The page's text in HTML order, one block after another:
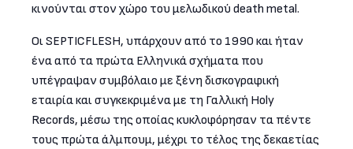
κινούνται στον χώρο του μελωδικού death metal.
Οι SEPTICFLESH, υπάρχουν από το 1990 και ήταν
ένα από τα πρώτα Ελληνικά σχήματα που
υπέγραψαν συμβόλαιο με ξένη δισκογραφική
εταιρία και συγκεκριμένα με τη Γαλλική Holy
Records, μέσω της οποίας κυκλοφόρησαν τα πέντε
τους πρώτα άλμπουμ, μέχρι το τέλος της δεκαετίας